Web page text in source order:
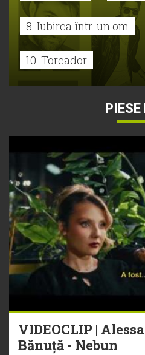
8. Iubirea într-un om
10. Toreador
PIESE
VIDEOCLIP |
Bănuță - Nebun